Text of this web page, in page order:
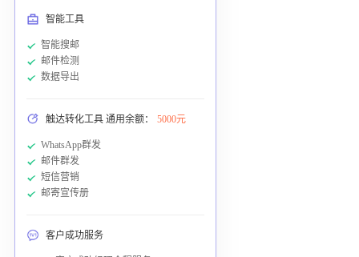
智能工具
智能搜邮
邮件检测
数据导出
触达转化工具 通用余额： 5000元
WhatsApp群发
邮件群发
短信营销
邮寄宣传册
客户成功服务